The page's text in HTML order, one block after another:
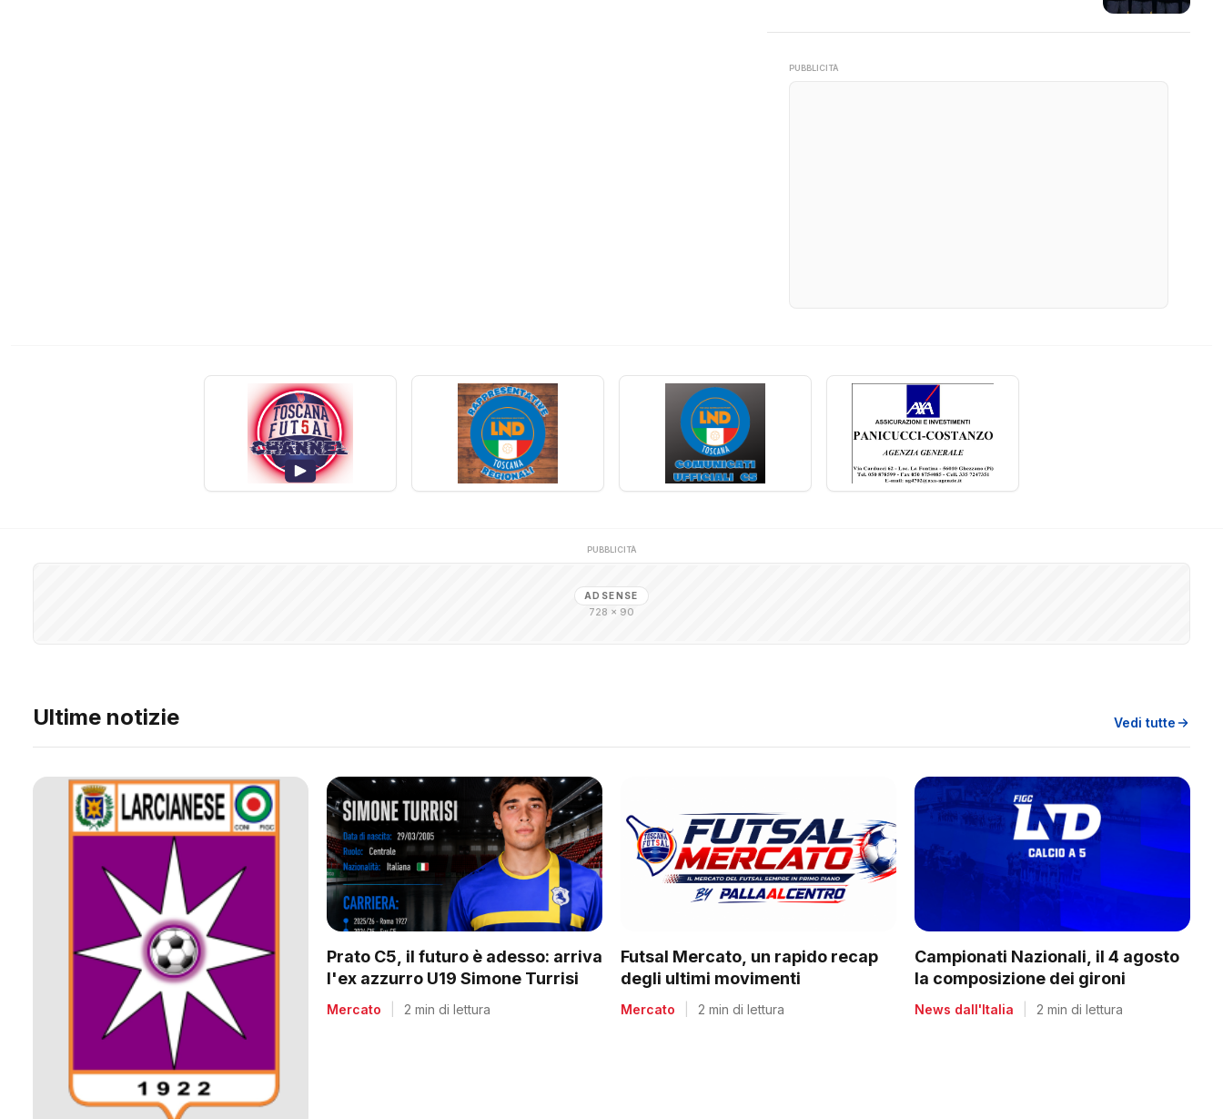
PUBBLICITÀ
PUBBLICITÀ
ADSENSE
728 × 90
Ultime notizie Vedi tutte
Prato C5, il futuro è adesso: arriva
l'ex azzurro U19 Simone Turrisi
Mercato 2 min di lettura
Futsal Mercato, un rapido recap
degli ultimi movimenti
Mercato 2 min di lettura
Campionati Nazionali, il 4 agosto
la composizione dei gironi
News dall'Italia 2 min di lettura